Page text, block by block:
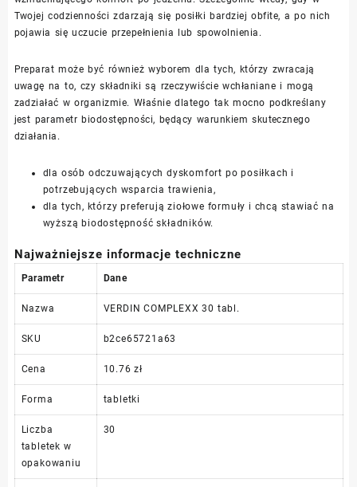
Twojej codzienności zdarzają się posiłki bardziej obfite, a po nich
pojawia się uczucie przepełnienia lub spowolnienia.
Preparat może być również wyborem dla tych, którzy zwracają
uwagę na to, czy składniki są rzeczywiście wchłaniane i mogą
zadziałać w organizmie. Właśnie dlatego tak mocno podkreślany
jest parametr biodostępności, będący warunkiem skutecznego
działania.
dla osób odczuwających dyskomfort po posiłkach i
potrzebujących wsparcia trawienia,
dla tych, którzy preferują ziołowe formuły i chcą stawiać na
wyższą biodostępność składników.
Najważniejsze informacje techniczne
Parametr Dane
Nazwa VERDIN COMPLEXX 30 tabl.
SKU b2ce65721a63
Cena 10.76 zł
Forma tabletki
Liczba
tabletek w
opakowaniu
30